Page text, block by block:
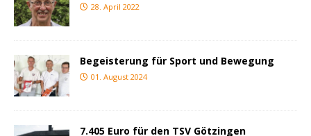
28. April 2022
Begeisterung für Sport und Bewegung
01. August 2024
7.405 Euro für den TSV Götzingen